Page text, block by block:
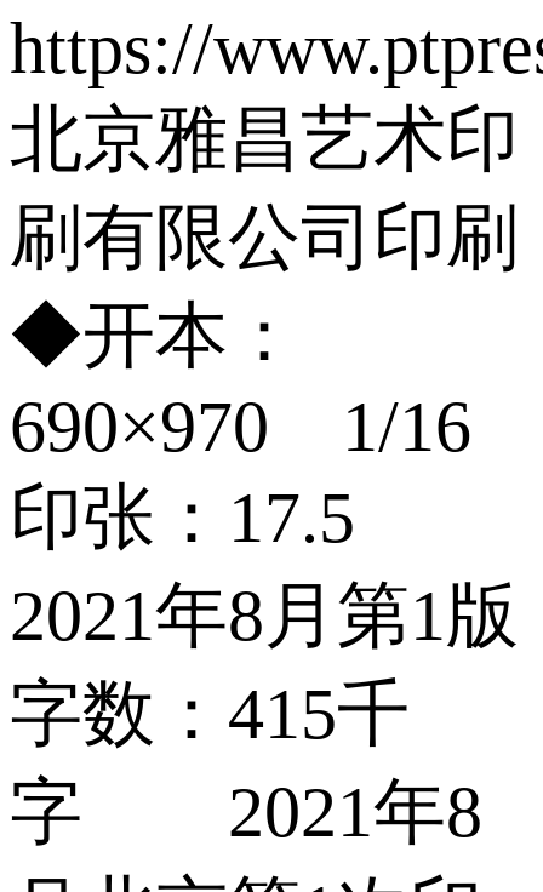
https://
北京雅昌艺术印
刷有限公司印刷
◆开本：
690×970 1/16
印张：17.5
2021年8月第1版
字数：415千
字 2021年8